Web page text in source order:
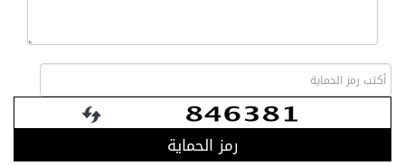
رمز الحماية